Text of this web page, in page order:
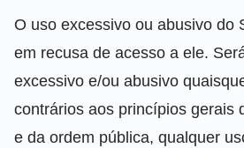
O uso excessivo ou abusivo do
em recusa de acesso a ele.
excessivo e/ou abusivo
contrários aos princípios gerais
e da ordem pública, qualquer